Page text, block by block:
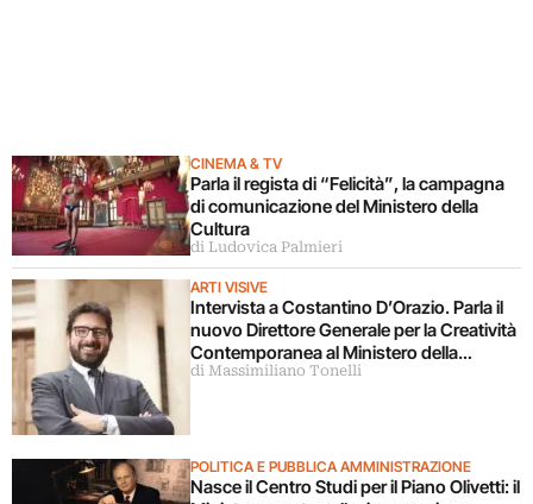
CINEMA & TV
Parla il regista di “Felicità”, la campagna
di comunicazione del Ministero della
Cultura
di Ludovica Palmieri
ARTI VISIVE
Intervista a Costantino D’Orazio. Parla il
nuovo Direttore Generale per la Creatività
Contemporanea al Ministero della
Cultura
di Massimiliano Tonelli
POLITICA E PUBBLICA AMMINISTRAZIONE
Nasce il Centro Studi per il Piano Olivetti: il